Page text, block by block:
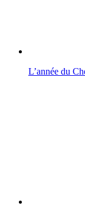
L’année du